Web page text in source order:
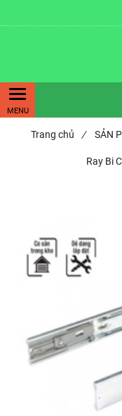
Trang chủ / SẢN
Ray Bi